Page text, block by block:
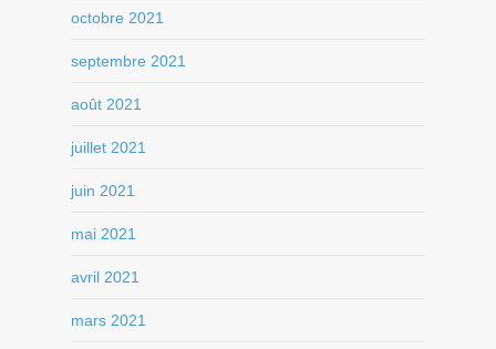
octobre 2021
septembre 2021
août 2021
juillet 2021
juin 2021
mai 2021
avril 2021
mars 2021